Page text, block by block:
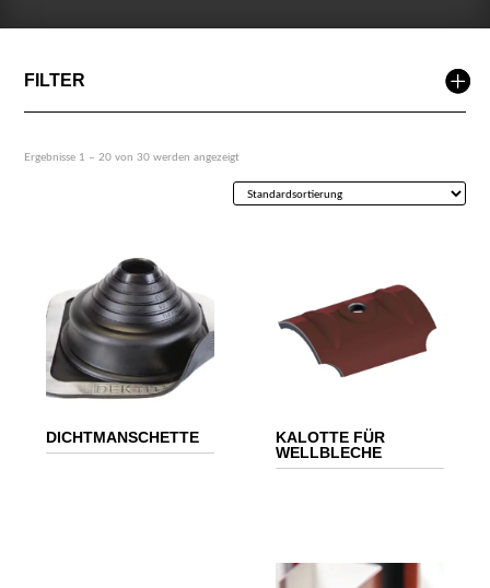
FILTER
Ergebnisse 1 – 20 von 30 werden angezeigt
DICHTMANSCHETTE
KALOTTE FÜR
WELLBLECHE